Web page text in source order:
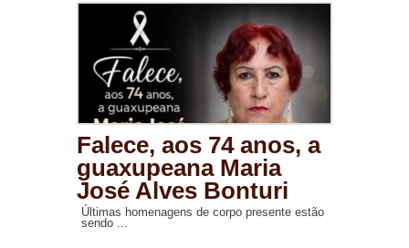
Falece, aos 74 anos, a
guaxupeana Maria
José Alves Bonturi
Últimas homenagens de corpo presente estão
sendo ...